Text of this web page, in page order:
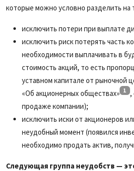
которые можно условно разделить на
исключить потери при выплате
исключить риск потерять часть
необходимости выплачивать в
стоимость акций, то есть
уставном капитале от рыночной
«Об акционерных обществах» 1 ,
продаже компании);
исключить иски от акционеров
неудобный момент (появился
необходимо продать актив,
Следующая группа неудобств —